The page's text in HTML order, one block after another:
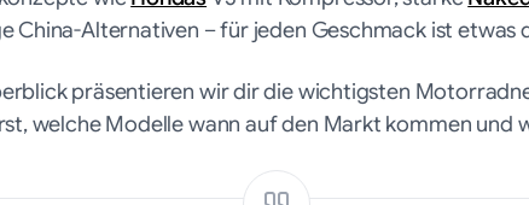
China-Alternativen – für jeden Geschmack ist etwas
präsentieren wir dir die wichtigsten
welche Modelle wann auf den Markt kommen und